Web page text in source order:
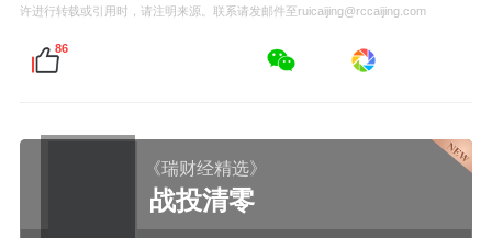
许进行转载或引用时，请注明来源。联系请发邮件至ruicaijing@rccaijing.com
86
《瑞财经精选》
战投清零